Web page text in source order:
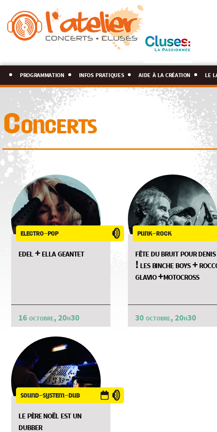
programmation infos pratiques aide à la création le
Concerts
electro-pop
edel + ella geantet
16 octobre, 20h30
punk-rock
fête du bruit pour denis
! les binche boys +
glavio +motocross
30 octobre, 20h30
sound-system-dub
le père noël est un
dubber